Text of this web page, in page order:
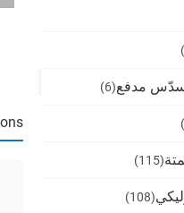
مدفع(6)
(115)
(108)